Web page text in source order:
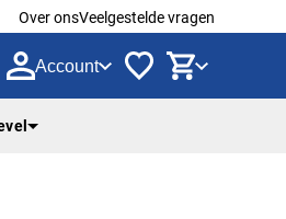
Over onsVeelgestelde vragen
Account